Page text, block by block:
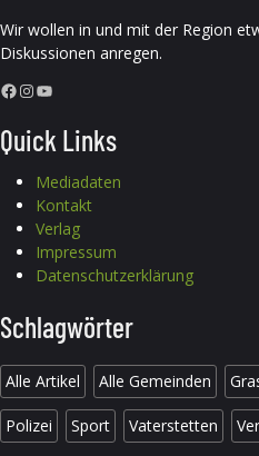
Wir wollen in und mit der Region
Diskussionen anregen.
Facebook InstagramYouTube
Quick Links
Mediadaten
Kontakt
Verlag
Impressum
Datenschutzerklärung
Schlagwörter
Alle Artikel Alle Gemeinden
Polizei Sport Vaterstetten